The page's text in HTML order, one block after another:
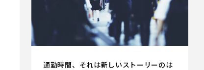
通勤時間、それは新しいストーリーのは